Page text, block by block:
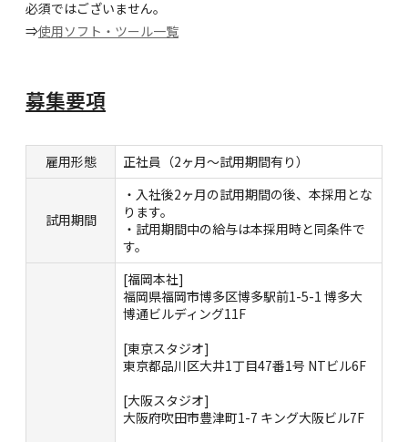
必須ではございません。
⇒使用ソフト・ツール一覧
募集要項
雇用形態 正社員（2ヶ月～試用期間有り）
試用期間
・入社後2ヶ月の試用期間の後、本採用とな
ります。
・試用期間中の給与は本採用時と同条件で
す。
[福岡本社]
福岡県福岡市博多区博多駅前1-5-1 博多大
博通ビルディング11F
[東京スタジオ]
東京都品川区大井1丁目47番1号 NTビル6F
[大阪スタジオ]
大阪府吹田市豊津町1-7 キング大阪ビル7F